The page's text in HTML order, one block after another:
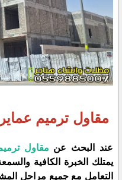
مقاول ترميم
عند البحث عن مقاول
يمتلك الخبرة الكافية
التعامل مع جميع مراحل